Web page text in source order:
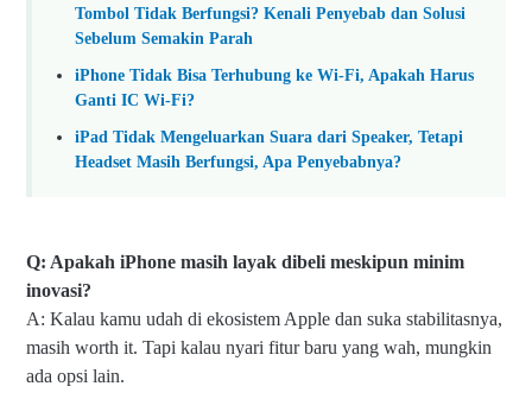
Tombol Tidak Berfungsi? Kenali Penyebab dan Solusi
Sebelum Semakin Parah
iPhone Tidak Bisa Terhubung ke Wi-Fi, Apakah Harus
Ganti IC Wi-Fi?
iPad Tidak Mengeluarkan Suara dari Speaker, Tetapi
Headset Masih Berfungsi, Apa Penyebabnya?
Q: Apakah iPhone masih layak dibeli meskipun minim
inovasi?
A: Kalau kamu udah di ekosistem Apple dan suka stabilitasnya,
masih worth it. Tapi kalau nyari fitur baru yang wah, mungkin
ada opsi lain.